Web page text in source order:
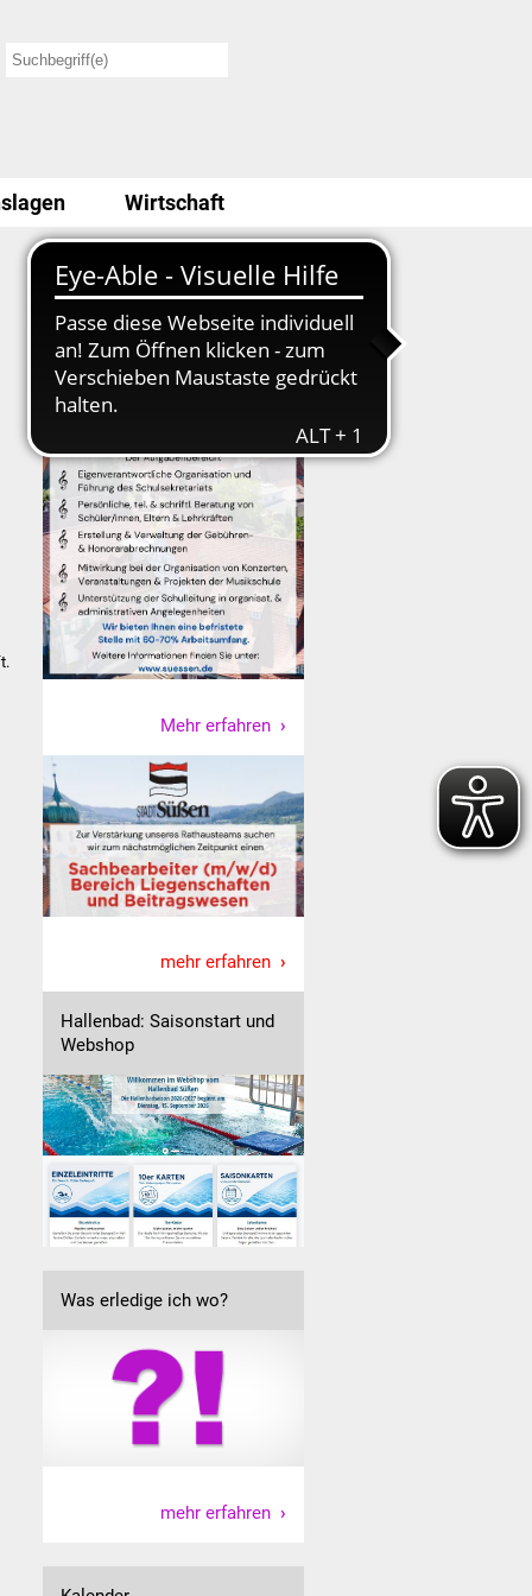
Wirtschaft
Stellenausschreibung
Mehr erfahren
mehr erfahren
Hallenbad: Saisonstart und
Webshop
Was erledige ich wo?
mehr erfahren